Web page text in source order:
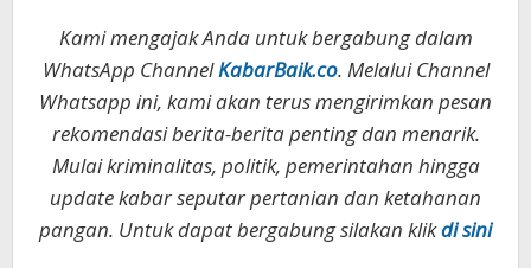
Kami mengajak Anda untuk bergabung dalam
WhatsApp ChannelKabarBaik.co. Melalui Channel
Whatsapp ini, kami akan terus mengirimkan pesan
rekomendasi berita-berita penting dan menarik.
Mulai kriminalitas, politik, pemerintahan hingga
update kabar seputar pertanian dan ketahanan
pangan. Untuk dapat bergabung silakan klikdi sini